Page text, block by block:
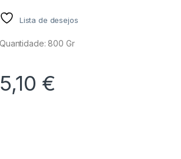
Lista de desejos
Quantidade: 800 Gr
5,10 €